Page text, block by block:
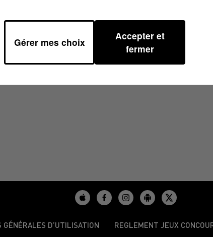
À 07H43
GÉNÉRALES D’UTILISATION REGLEMENT JEUX
Gérer mes choix
Accepter et
fermer